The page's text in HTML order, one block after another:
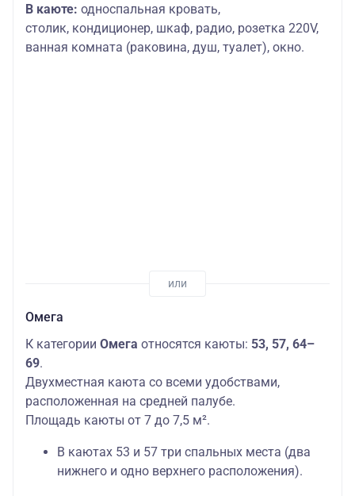
В каюте: односпальная кровать,
столик, кондиционер, шкаф, радио, розетка 220V,
ванная комната (раковина, душ, туалет), окно.
Омега
К категории Омега относятся каюты: 53, 57, 64–
69.
Двухместная каюта со всеми удобствами,
расположенная на средней палубе.
Площадь каюты от 7 до 7,5 м².
В каютах 53 и 57 три спальных места (два
нижнего и одно верхнего расположения).